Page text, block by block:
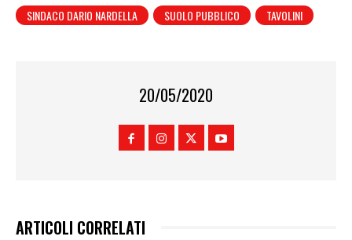
SINDACO DARIO NARDELLA
SUOLO PUBBLICO TAVOLINI
20/05/2020
ARTICOLI CORRELATI